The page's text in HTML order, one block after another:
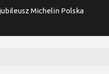
Michelin Polska